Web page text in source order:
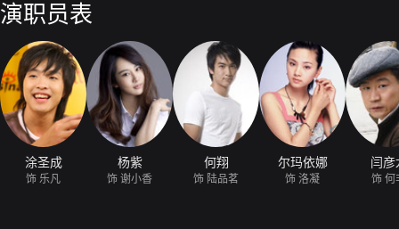
演职员表
涂圣成
饰 乐凡
杨紫
饰 谢小香
何翔
饰 陆品茗
尔玛依娜
饰 洛凝
闫彦
饰 何